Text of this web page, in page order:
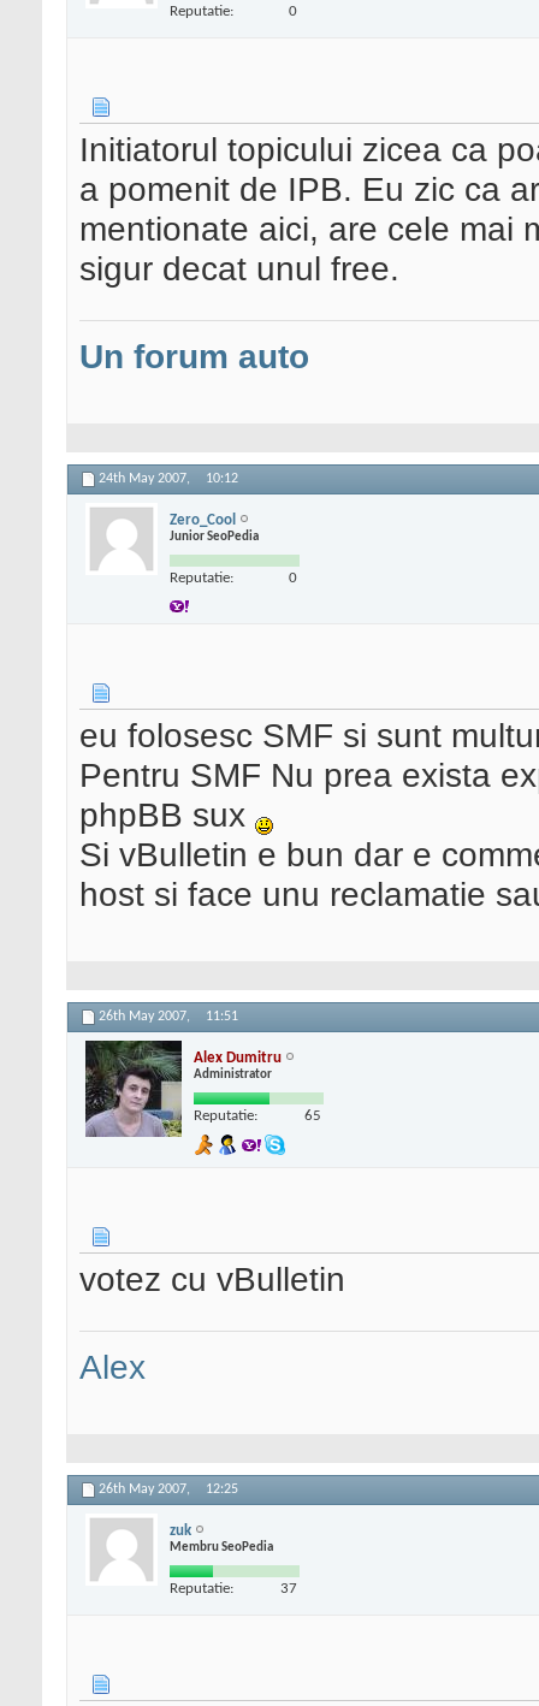
Reputatie: 0
Initiatorul topicului zicea ca
a pomenit de IPB. Eu zic ca
mentionate aici, are cele mai
sigur decat unul free.
Un forum auto
24th May 2007, 10:12
Zero_Cool
Junior SeoPedia
Reputatie: 0
eu folosesc SMF si sunt
Pentru SMF Nu prea exista
phpBB sux
Si vBulletin e bun dar e
host si face unu reclamatie
26th May 2007, 11:51
Alex Dumitru
Administrator
Reputatie: 65
votez cu vBulletin
Alex
26th May 2007, 12:25
zuk
Membru SeoPedia
Reputatie: 37